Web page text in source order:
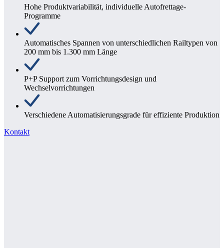
Hohe Produktvariabilität, individuelle Autofrettage-
Programme
Automatisches Spannen von unterschiedlichen Railtypen von
200 mm bis 1.300 mm Länge
P+P Support zum Vorrichtungsdesign und
Wechselvorrichtungen
Verschiedene Automatisierungsgrade für effiziente Produktion
Kontakt